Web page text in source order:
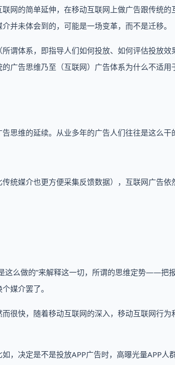
网的简单延伸，在移动互联网上做广告跟传统的
并未体会到的，可能是一场变革，而不是迁移。
谓体系，即指导人们如何投放、如何评估投放效
广告思维乃至（互联网）广告体系为什么不适用
思维的延续。从业多年的广告人们往往是这么干
统媒介也更方便采集反馈数据），互联网广告依
这么做的”来解释这一切，所谓的思维定势——把
媒介罢了。
很快，随着移动互联网的深入，移动互联网行为
，决定是不是投放APP广告时，高曝光量APP人